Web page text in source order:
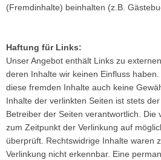
(Fremdinhalte) beinhalten (z.B.
Haftung für Links:
Unser Angebot enthält Links zu
deren Inhalte wir keinen Einfluss
diese fremden Inhalte auch keine
Inhalte der verlinkten Seiten ist stets
Betreiber der Seiten verantwortlich. Die
zum Zeitpunkt der Verlinkung auf
überprüft. Rechtswidrige Inhalte waren
Verlinkung nicht erkennbar. Eine